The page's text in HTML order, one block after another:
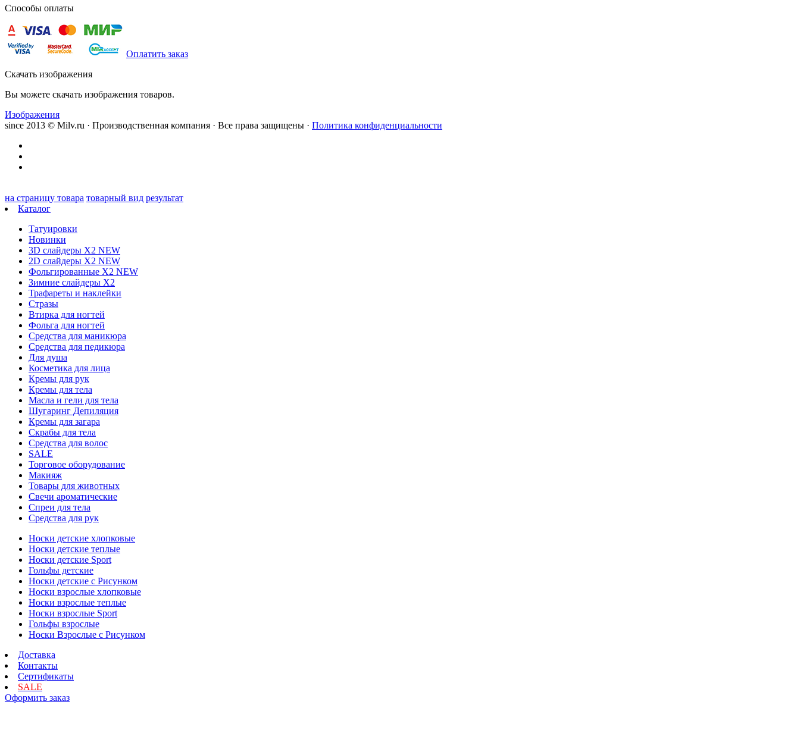
Способы оплаты
Оплатить заказ
Скачать изображения
Вы можете скачать изображения товаров.
Изображения
since 2013 © Milv.ru · Производственная компания · Все права защищены · Политика конфиденциальности
на страницу товара товарный вид результат
Каталог
Татуировки
Новинки
3D слайдеры X2 NEW
2D слайдеры X2 NEW
Фольгированные X2 NEW
Зимние слайдеры Х2
Трафареты и наклейки
Стразы
Втирка для ногтей
Фольга для ногтей
Средства для маникюра
Средства для педикюра
Для душа
Косметика для лица
Кремы для рук
Кремы для тела
Масла и гели для тела
Шугаринг Депиляция
Кремы для загара
Скрабы для тела
Средства для волос
SALE
Торговое оборудование
Макияж
Товары для животных
Свечи ароматические
Спреи для тела
Средства для рук
Носки детские хлопковые
Носки детские теплые
Носки детские Sport
Гольфы детские
Носки детские с Рисунком
Носки взрослые хлопковые
Носки взрослые теплые
Носки взрослые Sport
Гольфы взрослые
Носки Взрослые с Рисунком
Доставка
Контакты
Сертификаты
SALE
Оформить заказ